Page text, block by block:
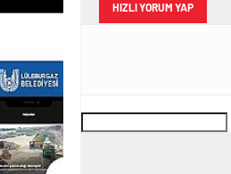
HIZLI YORUM YAP